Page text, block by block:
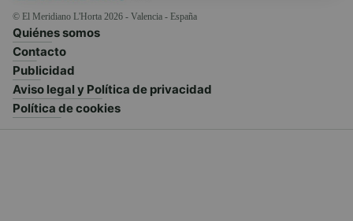
© El Meridiano L'Horta 2026 - Valencia - España
Quiénes somos
Contacto
Publicidad
Aviso legal y Política de privacidad
Política de cookies